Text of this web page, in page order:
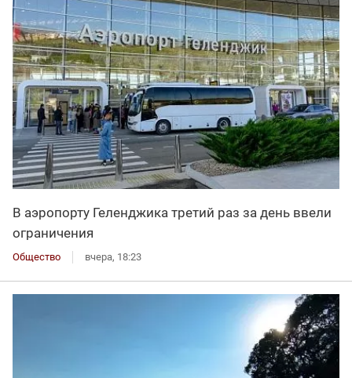
В аэропорту Геленджика третий раз за день ввели
ограничения
Общество вчера, 18:23